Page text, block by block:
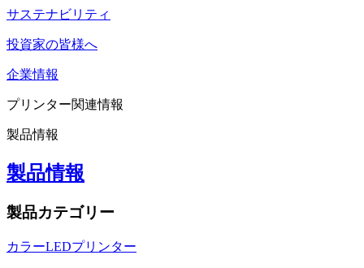
サステナビリティ
投資家の皆様へ
企業情報
プリンター関連情報
製品情報
製品情報
製品カテゴリー
カラーLEDプリンター